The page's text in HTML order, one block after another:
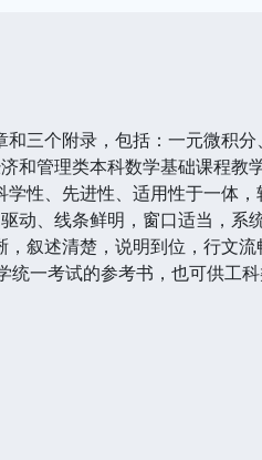
个附录，包括：一元微积分
和管理类本科数学基础课程教
、先进性、适用性于一体，
动、线条鲜明，窗口适当，系
述清楚，说明到位，行文流
一考试的参考书，也可供工